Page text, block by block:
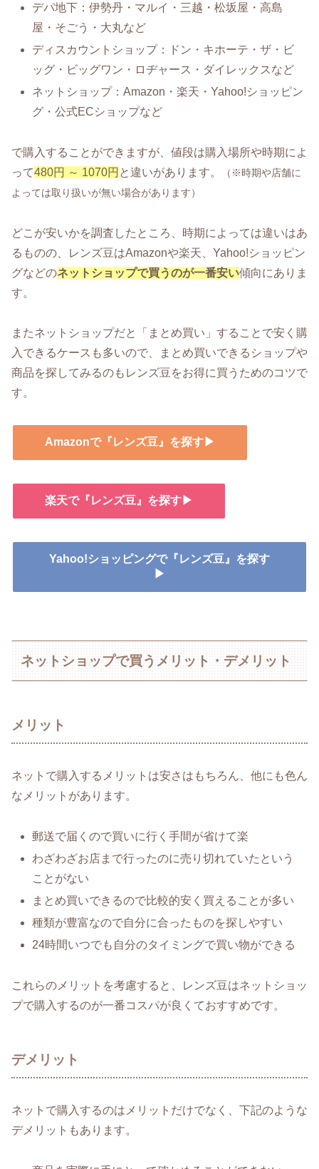
デパ地下：伊勢丹・マルイ・三越・松坂屋・高島
屋・そごう・大丸など
ディスカウントショップ：ドン・キホーテ・ザ・ビ
ッグ・ビッグワン・ロヂャース・ダイレックスなど
ネットショップ：Amazon・楽天・Yahoo!ショッピン
グ・公式ECショップなど
で購入することができますが、値段は購入場所や時期によ
って480円 ～ 1070円 と違いがあります。
（※時期や店舗に
よっては取り扱いが無い場合があります）
どこが安いかを調査したところ、時期によっては違いはあ
るものの、レンズ豆はAmazonや楽天、Yahoo!ショッピン
グなどのネットショップで買うのが一番安い傾向にありま
す。
またネットショップだと「まとめ買い」することで安く購
入できるケースも多いので、まとめ買いできるショップや
商品を探してみるのもレンズ豆をお得に買うためのコツで
す。
Amazonで『レンズ豆』を探す▶
楽天で『レンズ豆』を探す▶
Yahoo!ショッピングで『レンズ豆』を探す
▶
ネットショップで買うメリット・デメリット
メリット
ネットで購入するメリットは安さはもちろん、他にも色ん
なメリットがあります。
郵送で届くので買いに行く手間が省けて楽
わざわざお店まで行ったのに売り切れていたという
ことがない
まとめ買いできるので比較的安く買えることが多い
種類が豊富なので自分に合ったものを探しやすい
24時間いつでも自分のタイミングで買い物ができる
これらのメリットを考慮すると、レンズ豆はネットショッ
プで購入するのが一番コスパが良くておすすめです。
デメリット
ネットで購入するのはメリットだけでなく、下記のような
デメリットもあります。